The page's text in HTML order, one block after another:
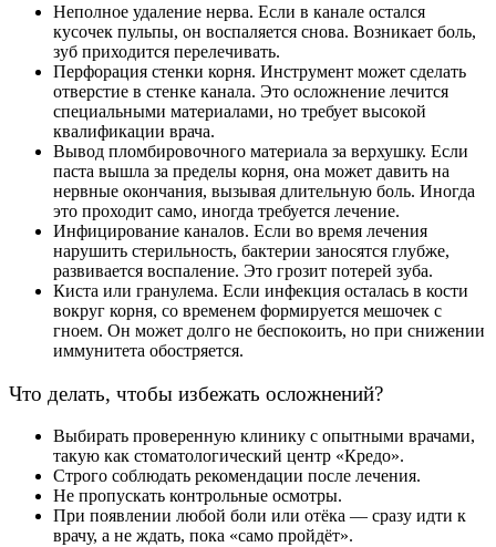
Неполное удаление нерва. Если в канале остался
кусочек пульпы, он воспаляется снова. Возникает боль,
зуб приходится перелечивать.
Перфорация стенки корня. Инструмент может сделать
отверстие в стенке канала. Это осложнение лечится
специальными материалами, но требует высокой
квалификации врача.
Вывод пломбировочного материала за верхушку. Если
паста вышла за пределы корня, она может давить на
нервные окончания, вызывая длительную боль. Иногда
это проходит само, иногда требуется лечение.
Инфицирование каналов. Если во время лечения
нарушить стерильность, бактерии заносятся глубже,
развивается воспаление. Это грозит потерей зуба.
Киста или гранулема. Если инфекция осталась в кости
вокруг корня, со временем формируется мешочек с
гноем. Он может долго не беспокоить, но при снижении
иммунитета обостряется.
Что делать, чтобы избежать осложнений?
Выбирать проверенную клинику с опытными врачами,
такую как стоматологический центр «Кредо».
Строго соблюдать рекомендации после лечения.
Не пропускать контрольные осмотры.
При появлении любой боли или отёка — сразу идти к
врачу, а не ждать, пока «само пройдёт».